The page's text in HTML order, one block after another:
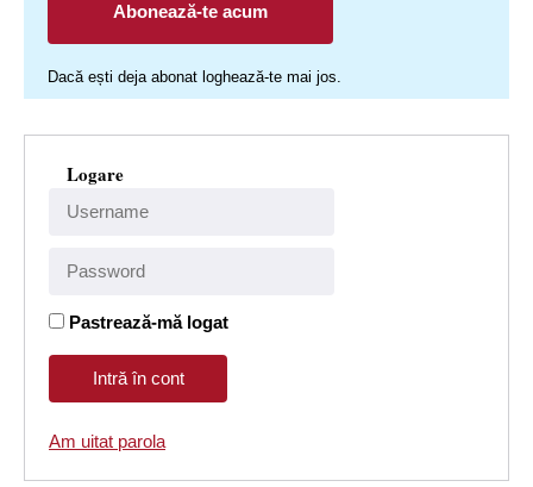
Abonează-te acum
Dacă ești deja abonat loghează-te mai jos.
Logare
Pastrează-mă logat
Am uitat parola